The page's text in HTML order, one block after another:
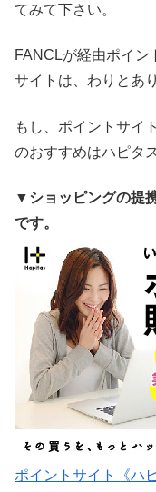
てみて下さい。
FANCLが経由ポイン
サイトは、わりとあ
もし、ポイントサイ
のおすすめはハピタ
▼ショッピングの提
です。
ポイントサイト《ハ